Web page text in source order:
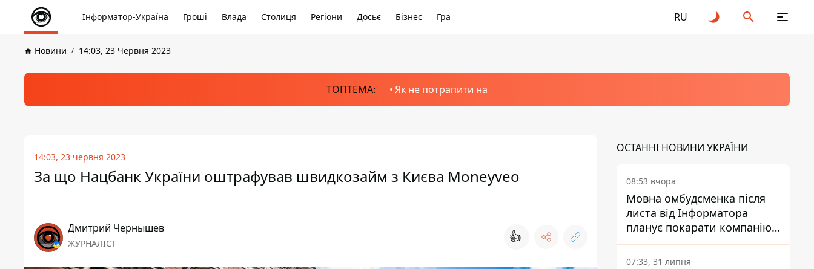
Інформатор-Україна Гроші Влада Столиця Регіони Досьє Бізнес Гра RU
Новини 14:03, 23 Червня 2023
ТОПТЕМА: Як не потрапити на
14:03, 23 червня 2023
За що Нацбанк України оштрафував швидкозайм з Києва Moneyveo
Дмитрий Чернышев
ЖУРНАЛІСТ 👍
ОСТАННІ НОВИНИ УКРАЇНИ
08:53 вчора
Мовна омбудсменка після
листа від Інформатора
планує покарати компанію-
підрядника ПриватБанку
07:33, 31 липня